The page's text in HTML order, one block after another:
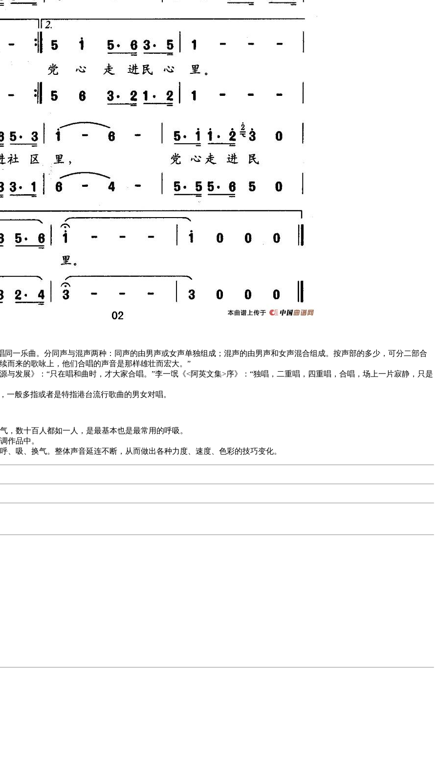
一乐曲。分同声与混声两种：同声的由男声或女声单独组成；混声的由男声和女声混合组成。按声部的多少，可分二部合
而来的歌咏上，他们合唱的声音是那样雄壮而宏大。”
与发展》：“只在唱和曲时，才大家合唱。”李一氓《<阿英文集>序》：“独唱，二重唱，四重唱，合唱，场上一片寂静，只是
般多指或者是特指港台流行歌曲的男女对唱。
数十百人都如一人，是最基本也是最常用的呼吸。
作品中。
吸、换气。整体声音延连不断，从而做出各种力度、速度、色彩的技巧变化。